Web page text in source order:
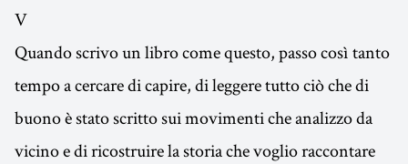
V
Quando scrivo un libro come questo, passo così tanto
tempo a cercare di capire, di leggere tutto ciò che di
buono è stato scritto sui movimenti che analizzo da
vicino e di ricostruire la storia che voglio raccontare